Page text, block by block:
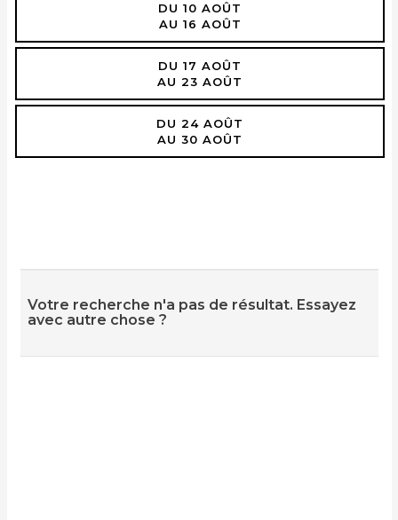
DU 10 AOÛT
AU 16 AOÛT
DU 17 AOÛT
AU 23 AOÛT
DU 24 AOÛT
AU 30 AOÛT
Votre recherche n'a pas de résultat. Essayez
avec autre chose ?